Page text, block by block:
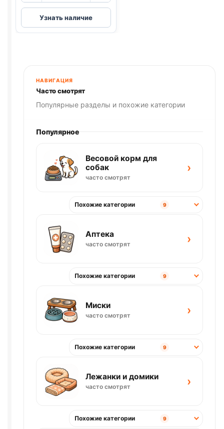
AlphaPet
влаж.
(СТЕРИЛ.,
80г
Узнать наличие
НАВИГАЦИЯ
Часто смотрят
Популярные разделы и похожие категории
Популярное
Весовой корм для
собак
часто смотрят
›
Похожие категории 9
Аптека
часто смотрят ›
Похожие категории 9
Миски
часто смотрят ›
Похожие категории 9
Лежанки и домики
часто смотрят ›
Похожие категории 9